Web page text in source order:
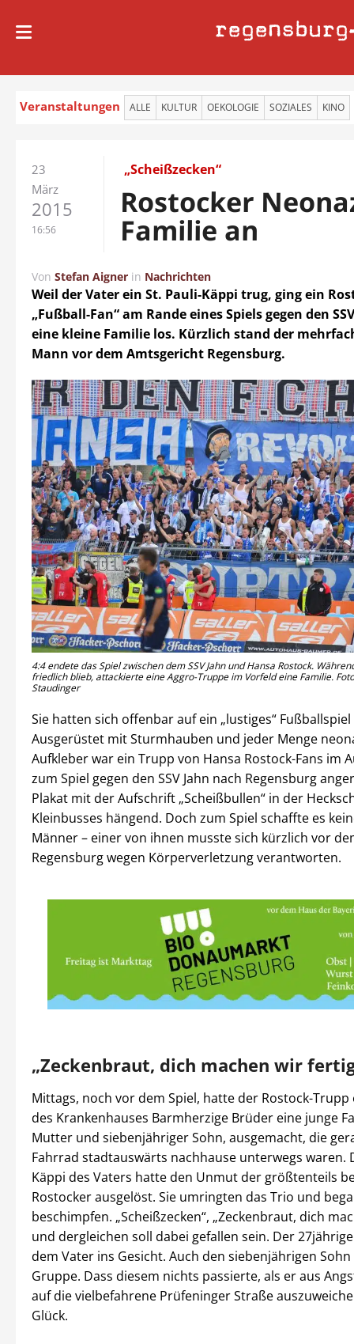
regensburg
Veranstaltungen ALLE KULTUR OEKOLOGIE SOZIALES KINO
23
März
2015
16:56
„Scheißzecken“
Rostocker
Familie an
Von Stefan Aigner in Nachrichten
Weil der Vater ein St. Pauli-Käppi trug, ging ein
„Fußball-Fan“ am Rande eines Spiels gegen den
eine kleine Familie los. Kürzlich stand der
Mann vor dem Amtsgericht Regensburg.
4:4 endete das Spiel zwischen dem SSV Jahn und Hansa Rostock.
friedlich blieb, attackierte eine Aggro-Truppe im Vorfeld eine Familie.
Staudinger
Sie hatten sich offenbar auf ein „lustiges“
Ausgerüstet mit Sturmhauben und jeder Menge
Aufkleber war ein Trupp von Hansa Rostock-Fans im
zum Spiel gegen den SSV Jahn nach Regensburg
Plakat mit der Aufschrift „Scheißbullen“ in der
Kleinbusses hängend. Doch zum Spiel schaffte es
Männer – einer von ihnen musste sich kürzlich vor
Regensburg wegen Körperverletzung verantworten.
„Zeckenbraut, dich machen wir
Mittags, noch vor dem Spiel, hatte der Rostock-Trupp
des Krankenhauses Barmherzige Brüder eine junge
Mutter und siebenjähriger Sohn, ausgemacht, die
Fahrrad stadtauswärts nachhause unterwegs waren.
Käppi des Vaters hatte den Unmut der größtenteils
Rostocker ausgelöst. Sie umringten das Trio und
beschimpfen. „Scheißzecken“, „Zeckenbraut, dich
und dergleichen soll dabei gefallen sein. Der 27jährige
dem Vater ins Gesicht. Auch den siebenjährigen
Gruppe. Dass diesem nichts passierte, als er aus
auf die vielbefahrene Prüfeninger Straße
Glück.